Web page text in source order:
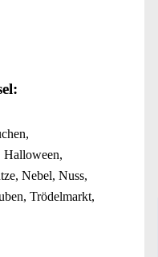
Halloween,
Nebel, Nuss,
Trödelmarkt,